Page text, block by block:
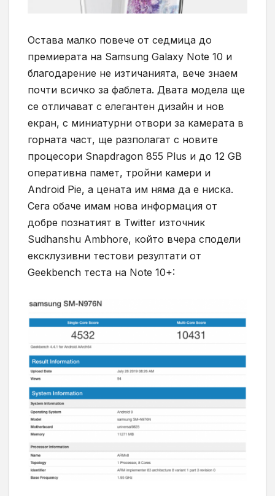
Остава малко повече от седмица до
премиерата на Samsung Galaxy Note 10 и
благодарение не изтичанията, вече знаем
почти всичко за фаблета. Двата модела ще
се отличават с елегантен дизайн и нов
екран, с миниатурни отвори за камерата в
горната част, ще разполагат с новите
процесори Snapdragon 855 Plus и до 12 GB
оперативна памет, тройни камери и
Android Pie, а цената им няма да е ниска.
Сега обаче имам нова информация от
добре познатият в Twitter източник
Sudhanshu Ambhore, който вчера сподели
ексклузивни тестови резултати от
Geekbench теста на Note 10+: